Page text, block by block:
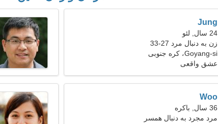
Jung
24 سال, لئو
زن به دنبال مرد 27-33
Goyang-si، کره جنوبی
عشق واقعی
Woo
36 سال, باکره
مرد مجرد به دنبال همسر